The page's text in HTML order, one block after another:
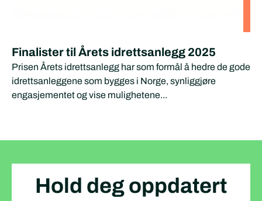
Finalister til Årets idrettsanlegg 2025
Prisen Årets idrettsanlegg har som formål å hedre de gode
idrettsanleggene som bygges i Norge, synliggjøre
engasjementet og vise mulighetene...
Hold deg oppdatert